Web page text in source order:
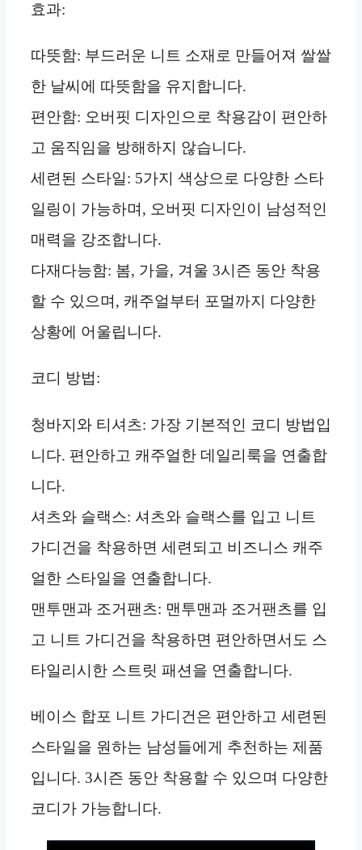
효과:
따뜻함: 부드러운 니트 소재로 만들어져 쌀쌀
한 날씨에 따뜻함을 유지합니다.
편안함: 오버핏 디자인으로 착용감이 편안하
고 움직임을 방해하지 않습니다.
세련된 스타일: 5가지 색상으로 다양한 스타
일링이 가능하며, 오버핏 디자인이 남성적인
매력을 강조합니다.
다재다능함: 봄, 가을, 겨울 3시즌 동안 착용
할 수 있으며, 캐주얼부터 포멀까지 다양한
상황에 어울립니다.
코디 방법:
청바지와 티셔츠: 가장 기본적인 코디 방법입
니다. 편안하고 캐주얼한 데일리룩을 연출합
니다.
셔츠와 슬랙스: 셔츠와 슬랙스를 입고 니트
가디건을 착용하면 세련되고 비즈니스 캐주
얼한 스타일을 연출합니다.
맨투맨과 조거팬츠: 맨투맨과 조거팬츠를 입
고 니트 가디건을 착용하면 편안하면서도 스
타일리시한 스트릿 패션을 연출합니다.
베이스 합포 니트 가디건은 편안하고 세련된
스타일을 원하는 남성들에게 추천하는 제품
입니다. 3시즌 동안 착용할 수 있으며 다양한
코디가 가능합니다.